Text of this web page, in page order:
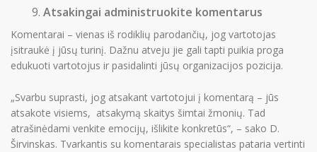
Atsakingai administruokite komentarus
Komentarai – vienas iš rodiklių parodančių, jog vartotojas
įsitraukė į jūsų turinį. Dažnu atveju jie gali tapti puikia proga
edukuoti vartotojus ir pasidalinti jūsų organizacijos pozicija.
„Svarbu suprasti, jog atsakant vartotojui į komentarą – jūs
atsakote visiems, atsakymą skaitys šimtai žmonių. Tad
atrašinėdami venkite emocijų, išlikite konkretūs“, – sako D.
Širvinskas. Tvarkantis su komentarais specialistas pataria vertinti